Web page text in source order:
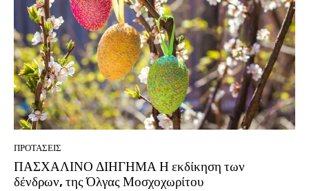
ΠΡΟΤΑΣΕΙΣ
ΠΑΣΧΑΛΙΝΟ ΔΙΗΓΗΜΑ Η εκδίκηση των
δένδρων, της Όλγας Μοσχοχωρίτου